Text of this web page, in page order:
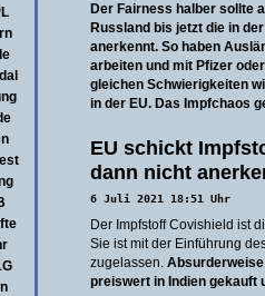
Der Fairness halber sollte
Russland bis jetzt die in
anerkennt. So haben
arbeiten und mit Pfizer
gleichen Schwierigkeiten
in der EU. Das Impfchaos
EU schickt
dann nicht
6 Juli 2021 18:51 Uhr
Der Impfstoff Covishield ist
Sie ist mit der Einführung
zugelassen.
preiswert in Indien gekauft